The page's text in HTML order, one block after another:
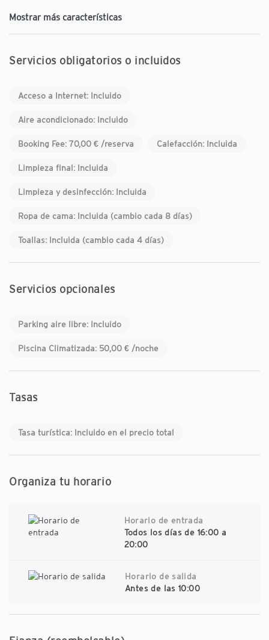
Mostrar más características
Servicios obligatorios o incluidos
Acceso a Internet: Incluido
Aire acondicionado: Incluido
Booking Fee: 70,00 € /reserva Calefacción: Incluida
Limpieza final: Incluida
Limpieza y desinfección: Incluida
Ropa de cama: Incluida (cambio cada 8 días)
Toallas: Incluida (cambio cada 4 días)
Servicios opcionales
Parking aire libre: Incluido
Piscina Climatizada: 50,00 € /noche
Tasas
Tasa turística: Incluido en el precio total
Organiza tu horario
Horario de entrada
Todos los días de 16:00 a
20:00
Horario de salida
Antes de las 10:00